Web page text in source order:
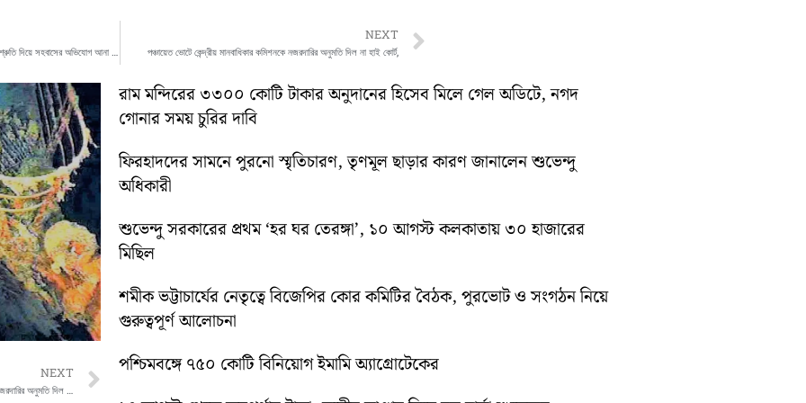
নওশাদকে নিযে মুখ খুলনেন তাঁর বিরুদ্ধে বিয়ের প্রতিশ্রুতি দিয়ে সহবাসের অভিযোগ আনা তরুণী। ঠিক কী বললেন তিনি?
NEXT
পঞ্চায়েত ভোটে কেন্দ্রীয় মানবাধিকার কমিশনকে নজরদারির অনুমতি দিল না হাই কোর্ট,
NEXT Next
রাম মন্দিরের ৩৩০০ কোটি টাকার অনুদানের হিসেব মিলে গেল অডিটে, নগদ
গোনার সময় চুরির দাবি
ফিরহাদদের সামনে পুরনো স্মৃতিচারণ, তৃণমূল ছাড়ার কারণ জানালেন শুভেন্দু
অধিকারী
শুভেন্দু সরকারের প্রথম ‘হর ঘর তেরঙ্গা’, ১০ আগস্ট কলকাতায় ৩০ হাজারের
মিছিল
শমীক ভট্টাচার্যের নেতৃত্বে বিজেপির কোর কমিটির বৈঠক, পুরভোট ও সংগঠন নিয়ে
গুরুত্বপূর্ণ আলোচনা
পশ্চিমবঙ্গে ৭৫০ কোটি বিনিয়োগ ইমামি অ্যাগ্রোটেকের